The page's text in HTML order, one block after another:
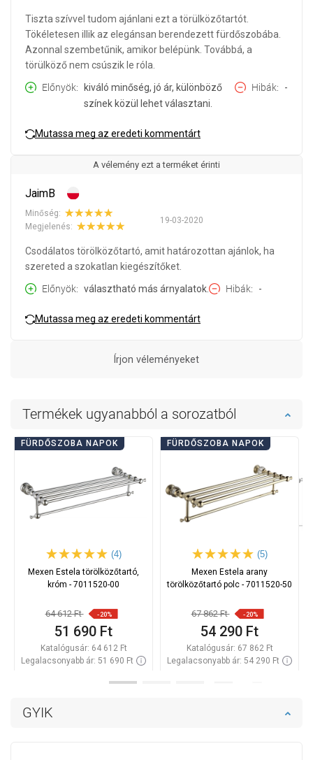
GYIK
Tiszta szívvel tudom ajánlani ezt a törülközőtartót.
Tökéletesen illik az elegánsan berendezett fürdőszobába.
Azonnal szembetűnik, amikor belépünk. Továbbá, a
törülköző nem csúszik le róla.
Előnyök
kiváló minőség, jó ár, különböző
színek közül lehet választani.
Hibák -
Mutassa meg az eredeti kommentárt
A vélemény ezt a terméket érinti
JaimB
19-03-2020
Minőség:
Megjelenés:
Csodálatos törölközőtartó, amit határozottan ajánlok, ha
szereted a szokatlan kiegészítőket.
Előnyök
választható más árnyalatok. Hibák -
Mutassa meg az eredeti kommentárt
Írjon véleményeket
Termékek ugyanabból a sorozatból
FÜRDŐSZOBA NAPOK
(4)
Mexen Estela törölközőtartó,
króm - 7011520-00
64 612 Ft -20%
51 690 Ft
Katalógusár: 64 612 Ft
Legalacsonyabb ár: 51 690 Ft
FÜRDŐSZOBA NAPOK
(5)
Mexen Estela arany
törölközőtartó polc - 7011520-50
67 862 Ft -20%
54 290 Ft
Katalógusár: 67 862 Ft
Legalacsonyabb ár: 54 290 Ft